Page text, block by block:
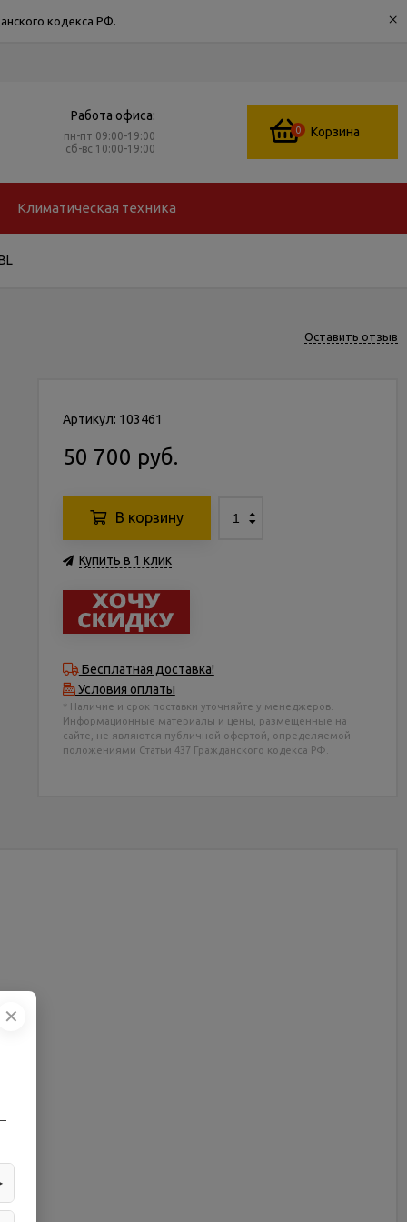
кодекса РФ. ×
Работа офиса:
пн-пт 09:00-19:00
сб-вс 10:00-19:00
0 Корзина
Климатическая техника
Оставить отзыв
Артикул: 103461
50 700 руб.
В корзину
Купить в 1 клик
Бесплатная доставка!
Условия оплаты
* Наличие и срок поставки уточняйте у менеджеров.
Информационные материалы и цены, размещенные на
сайте, не являются публичной офертой, определяемой
положениями Статьи 437 Гражданского кодекса РФ.
✕